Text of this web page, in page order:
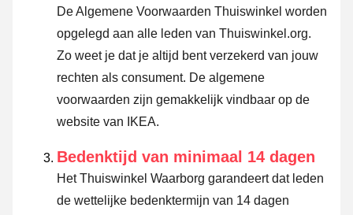
De Algemene Voorwaarden Thuiswinkel worden
opgelegd aan alle leden van Thuiswinkel.org.
Zo weet je dat je altijd bent verzekerd van jouw
rechten als consument. De algemene
voorwaarden zijn gemakkelijk vindbaar op de
website van IKEA.
Bedenktijd van minimaal 14 dagen
Het Thuiswinkel Waarborg garandeert dat leden
de wettelijke bedenktermijn van 14 dagen